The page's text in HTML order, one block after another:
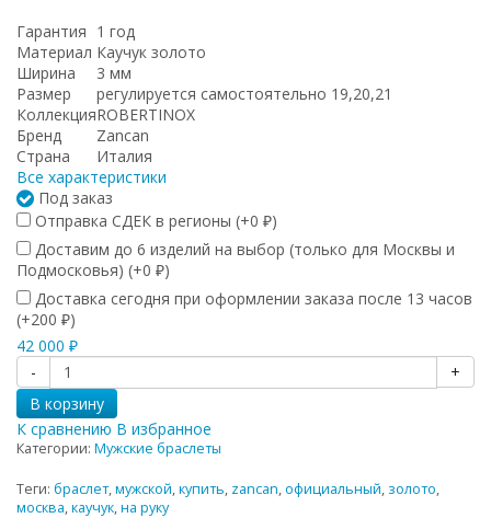
Гарантия 1 год
Материал Каучук золото
Ширина
3 мм
Размер
регулируется самостоятельно 19,20,21
КоллекцияROBERTINOX
Бренд
Zancan
Страна
Италия
Все характеристики
Под заказ
Отправка СДЕК в регионы (+0 ₽)
Доставим до 6 изделий на выбор (только для Москвы и
Подмосковья) (+0 ₽)
Доставка сегодня при оформлении заказа после 13 часов
(+200 ₽)
42 000 ₽
-
+
В корзину
К сравнению В избранное
Категории: Мужские браслеты
Теги: браслет,мужской,купить, zancan,официальный, золото,
москва,каучук,на руку